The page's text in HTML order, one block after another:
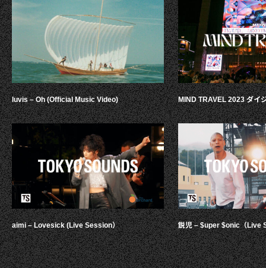
luvis – Oh (Official Music Video)
aimi – Lovesick (Live Session）
MIND TRAVEL 2023 ダイ
鋭児 – $uper $onic（Live